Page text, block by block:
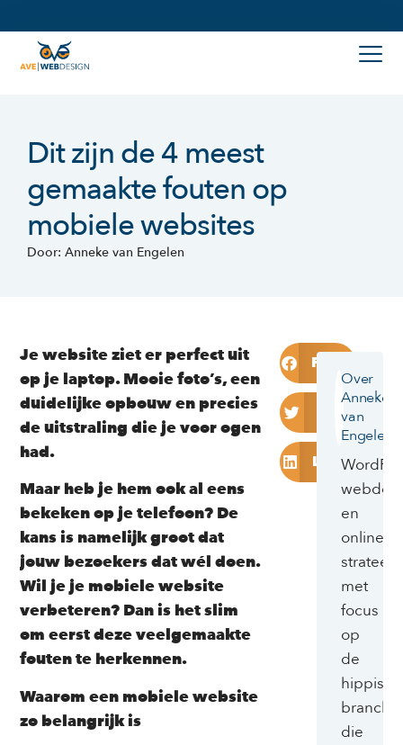
Dit zijn de 4 meest
gemaakte fouten op
mobiele websites
Door: Anneke van Engelen
Je website ziet er perfect uit
op je laptop. Mooie foto’s, een
duidelijke opbouw en precies
de uitstraling die je voor ogen
had.
Maar heb je hem ook al eens
bekeken op je telefoon? De
kans is namelijk groot dat
jouw bezoekers dat wél doen.
Wil je je mobiele website
verbeteren? Dan is het slim
om eerst deze veelgemaakte
fouten te herkennen.
Waarom een mobiele website
zo belangrijk is
Facebook
Twitter
LinkedIn
Over
Anneke
van
Engelen
en
online
strateeg
met
focus
op
de
branche
die